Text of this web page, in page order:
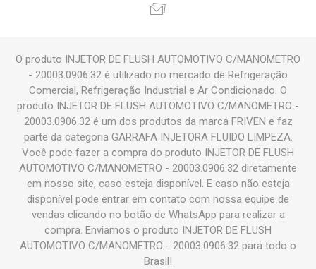
O produto INJETOR DE FLUSH AUTOMOTIVO C/MANOMETRO
- 20003.0906.32 é utilizado no mercado de Refrigeração
Comercial, Refrigeração Industrial e Ar Condicionado. O
produto INJETOR DE FLUSH AUTOMOTIVO C/MANOMETRO -
20003.0906.32 é um dos produtos da marca FRIVEN e faz
parte da categoria GARRAFA INJETORA FLUIDO LIMPEZA.
Você pode fazer a compra do produto INJETOR DE FLUSH
AUTOMOTIVO C/MANOMETRO - 20003.0906.32 diretamente
em nosso site, caso esteja disponível. E caso não esteja
disponível pode entrar em contato com nossa equipe de
vendas clicando no botão de WhatsApp para realizar a
compra. Enviamos o produto INJETOR DE FLUSH
AUTOMOTIVO C/MANOMETRO - 20003.0906.32 para todo o
Brasil!